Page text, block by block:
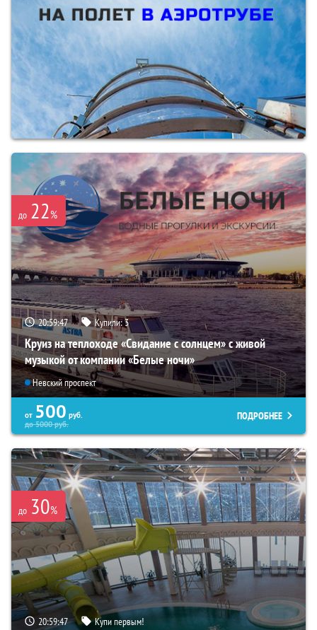
до 22%
20:59:45 Купили:3
Круиз на теплоходе «Свидание с солнцем» с живой
музыкой от компании «Белые ночи»
Невский проспект
от 500 руб.
до5000руб.
ПОДРОБНЕЕ
до 30%
20:59:45 Купи первым!